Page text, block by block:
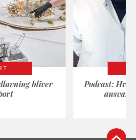
bliver
Podcast: